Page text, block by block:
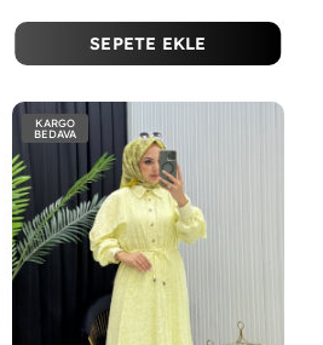
SEPETE EKLE
KARGO
BEDAVA